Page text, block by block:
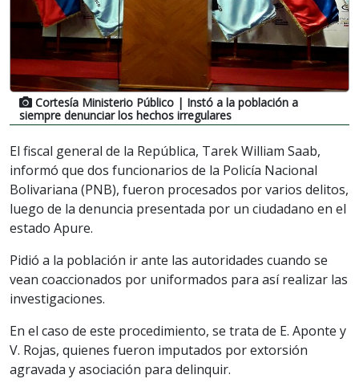
Cortesía Ministerio Público | Instó a la población a
siempre denunciar los hechos irregulares
El fiscal general de la República, Tarek William Saab,
informó que dos funcionarios de la Policía Nacional
Bolivariana (PNB), fueron procesados por varios delitos,
luego de la denuncia presentada por un ciudadano en el
estado Apure.
Pidió a la población ir ante las autoridades cuando se
vean coaccionados por uniformados para así realizar las
investigaciones.
En el caso de este procedimiento, se trata de E. Aponte y
V. Rojas, quienes fueron imputados por extorsión
agravada y asociación para delinquir.